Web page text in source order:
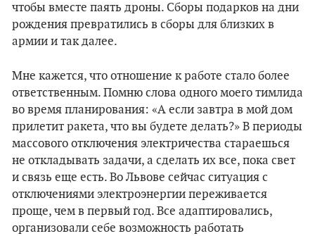
чтобы вместе паять дроны. Сборы подарков на дни
рождения превратились в сборы для близких в
армии и так далее.
Мне кажется, что отношение к работе стало более
ответственным. Помню слова одного моего тимлида
во время планирования: «А если завтра в мой дом
прилетит ракета, что вы будете делать?» В периоды
массового отключения электричества стараешься
не откладывать задачи, а сделать их все, пока свет
и связь еще есть. Во Львове сейчас ситуация с
отключениями электроэнергии переживается
проще, чем в первый год. Все адаптировались,
организовали себе возможность работать